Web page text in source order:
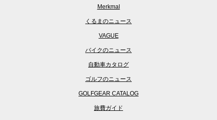
くるまのニュース
VAGUE
バイクのニュース
自動車カタログ
ゴルフのニュース
GOLFGEAR CATALOG
旅費ガイド
Copyright © 2016- mediavague Co., ltd. All Rights Reserved.